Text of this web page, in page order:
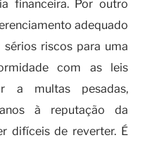
financeira. Por outro
adequado
riscos para uma
com as leis
a multas pesadas,
à reputação da
difíceis de reverter. É